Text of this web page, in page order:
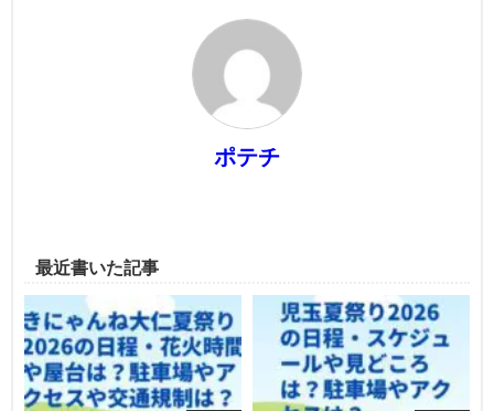
ポテチ
最近書いた記事